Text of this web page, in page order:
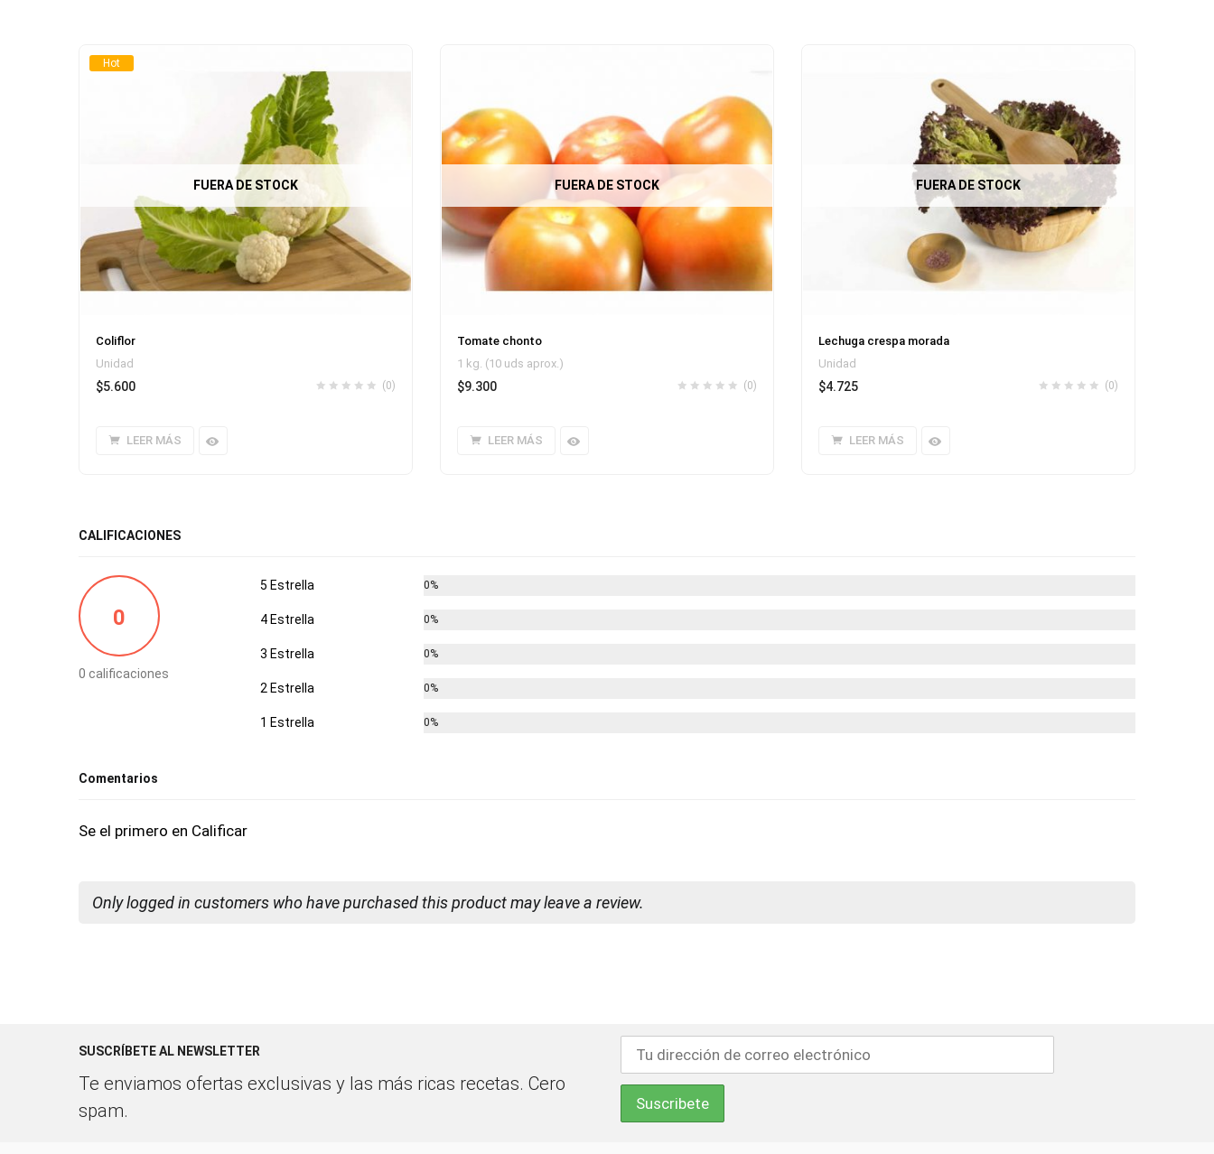
Hot
FUERA DE STOCK
Coliflor
Unidad
(0)
$5.600
LEER MÁS
FUERA DE STOCK
Tomate chonto
1 kg. (10 uds aprox.)
(0)
$9.300
LEER MÁS
FUERA DE STOCK
Lechuga crespa morada
Unidad
(0)
$4.725
LEER MÁS
CALIFICACIONES
0
0 calificaciones
5 Estrella 0%
4 Estrella 0%
3 Estrella 0%
2 Estrella 0%
1 Estrella 0%
Comentarios
Se el primero en Calificar
Only logged in customers who have purchased this product may leave a review.
SUSCRÍBETE AL NEWSLETTER
Te enviamos ofertas exclusivas y las más ricas recetas. Cero
spam.